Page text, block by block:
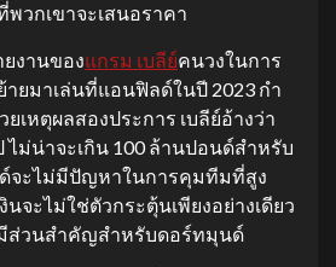
วกเขาจะเสนอราคา
งานของแกรม เบลีย์คนวงในการ
ายมาเล่นที่แอนฟิลด์ในปี 2023 กํา
ยเหตุผลสองประการ เบลีย์อ้างว่า
ไม่น่าจะเกิน 100 ล้านปอนด์สําหรับ
จะไม่มีปัญหาในการคุมทีมที่สูง
จะไม่ใช่ตัวกระตุ้นเพียงอย่างเดียว
ส่วนสําคัญสําหรับดอร์ทมุนด์